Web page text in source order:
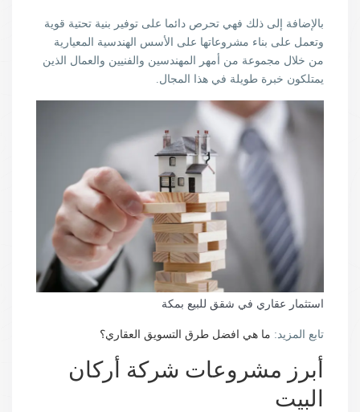
بالإضافة إلى ذلك فهي تحرص دائما على توفير بنية تحتية قوية
وتعمل على بناء مشروعاتها على الأسس الهندسية المعيارية
من خلال مجموعة من أمهر المهندسين والفنيين والعمال الذين
يمتلكون خبرة طويلة في هذا المجال.
استثمار عقاري في شقق للبيع بمكة
تابع المزيد: ما هي افضل طرق التسويق العقاري؟
أبرز مشروعات شركة أركان
البيت